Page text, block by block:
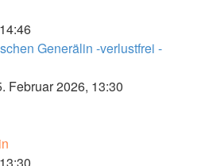
Generälin -verlustfrei -
Februar 2026, 13:30